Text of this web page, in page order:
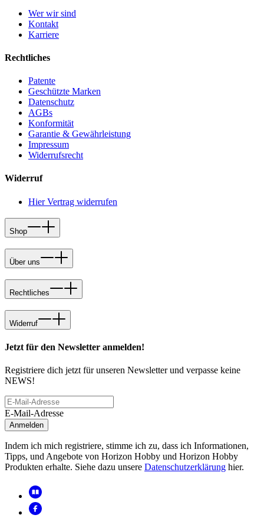
Wer wir sind
Kontakt
Karriere
Rechtliches
Patente
Geschützte Marken
Datenschutz
AGBs
Konformität
Garantie & Gewährleistung
Impressum
Widerrufsrecht
Widerruf
Hier Vertrag widerrufen
Shop
Über uns
Rechtliches
Widerruf
Jetzt für den Newsletter anmelden!
Registriere dich jetzt für unseren Newsletter und verpasse keine
NEWS!
E-Mail-Adresse
Anmelden
Indem ich mich registriere, stimme ich zu, dass ich Informationen,
Tipps, und Angebote von Horizon Hobby und Horizon Hobby
Produkten erhalte. Siehe dazu unsere Datenschutzerklärung hier.